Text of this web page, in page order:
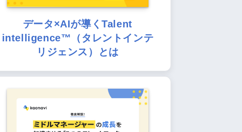
データ×AIが導くTalent
intelligence™（タレントインテ
リジェンス）とは